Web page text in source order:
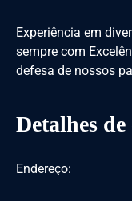
Experiência em
sempre com
defesa de nossos
Detalhes
Endereço: